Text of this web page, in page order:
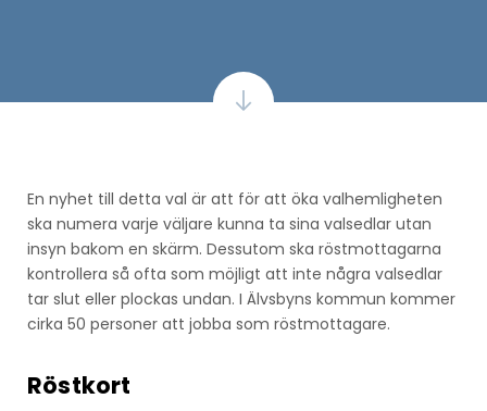
En nyhet till detta val är att för att öka valhemligheten
ska numera varje väljare kunna ta sina valsedlar utan
insyn bakom en skärm. Dessutom ska röstmottagarna
kontrollera så ofta som möjligt att inte några valsedlar
tar slut eller plockas undan. I Älvsbyns kommun kommer
cirka 50 personer att jobba som röstmottagare.
Röstkort